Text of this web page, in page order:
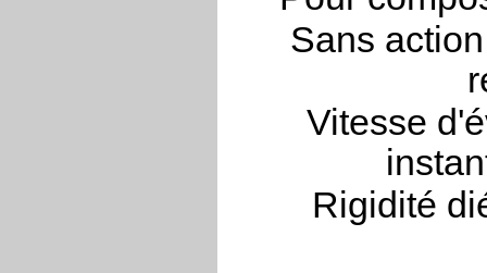
Sans
Vitesse
Rigidité